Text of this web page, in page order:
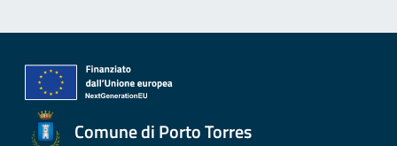
Comune di Porto Torres